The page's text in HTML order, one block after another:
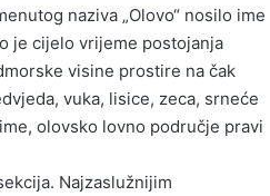
naziva „Olovo“ nosilo ime
je cijelo vrijeme postojanja
visine prostire na čak
vuka, lisice, zeca, srneće
olovsko lovno područje pravi
Najzaslužnijim